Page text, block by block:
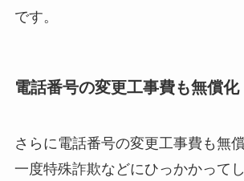
です。
電話番号の変更工事費も無償化
さらに電話番号の変更工事費も無
一度特殊詐欺などにひっかかって